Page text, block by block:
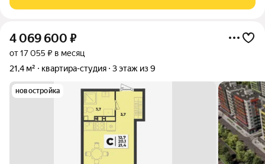
застройки и
4 069 600 ₽
от 17 055 ₽ в месяц
21,4 м²
квартира-студия 3 этаж из 9
новостройка